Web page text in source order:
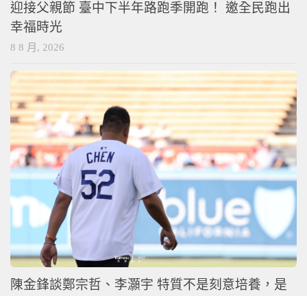
迎接父親節 臺中下半年路跑季開跑！ 邀全民跑出
幸福時光
8 8 月, 2026
陳金鋒談鄭宗哲、李灝宇 特質不是刻意培養，是